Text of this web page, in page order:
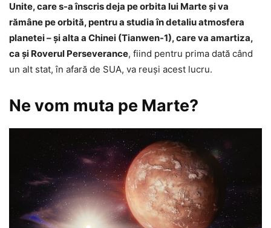
Unite, care s-a înscris deja pe orbita lui Marte şi va
rămâne pe orbită, pentru a studia în detaliu atmosfera
planetei – şi alta a Chinei (Tianwen-1), care va amartiza,
ca şi Roverul Perseverance, fiind pentru prima dată când
un alt stat, în afară de SUA, va reuşi acest lucru.
Ne vom muta pe Marte?